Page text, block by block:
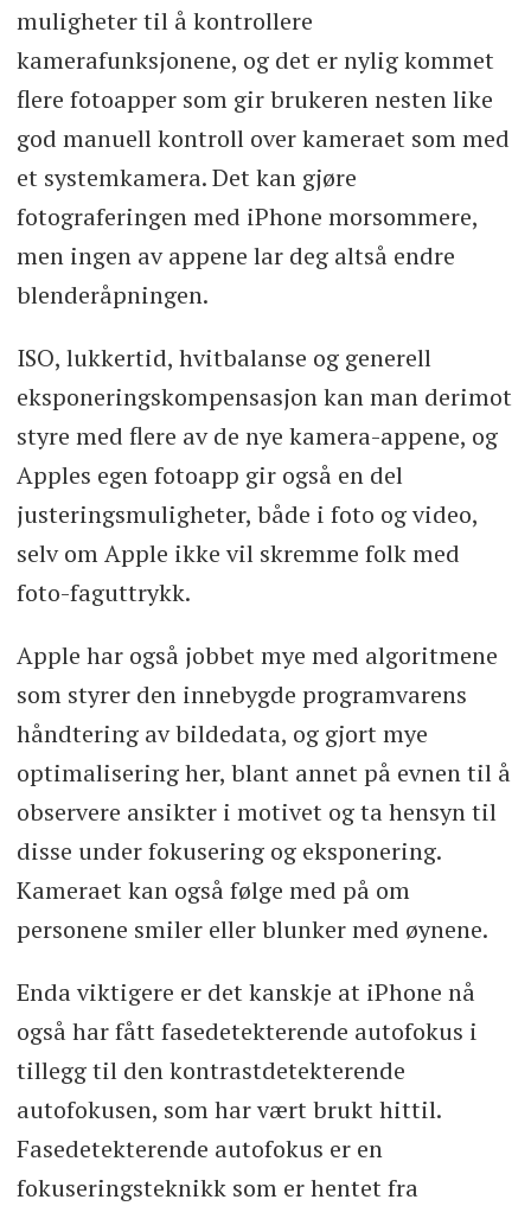
muligheter til å kontrollere
kamerafunksjonene, og det er nylig kommet
flere fotoapper som gir brukeren nesten like
god manuell kontroll over kameraet som med
et systemkamera. Det kan gjøre
fotograferingen med iPhone morsommere,
men ingen av appene lar deg altså endre
blenderåpningen.
ISO, lukkertid, hvitbalanse og generell
eksponeringskompensasjon kan man derimot
styre med flere av de nye kamera-appene, og
Apples egen fotoapp gir også en del
justeringsmuligheter, både i foto og video,
selv om Apple ikke vil skremme folk med
foto-faguttrykk.
Apple har også jobbet mye med algoritmene
som styrer den innebygde programvarens
håndtering av bildedata, og gjort mye
optimalisering her, blant annet på evnen til å
observere ansikter i motivet og ta hensyn til
disse under fokusering og eksponering.
Kameraet kan også følge med på om
personene smiler eller blunker med øynene.
Enda viktigere er det kanskje at iPhone nå
også har fått fasedetekterende autofokus i
tillegg til den kontrastdetekterende
autofokusen, som har vært brukt hittil.
Fasedetekterende autofokus er en
fokuseringsteknikk som er hentet fra